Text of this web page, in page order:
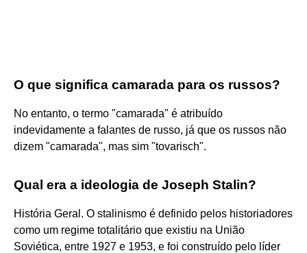
O que significa camarada para os russos?
No entanto, o termo "camarada" é atribuído
indevidamente a falantes de russo, já que os russos não
dizem "camarada", mas sim "tovarisch".
Qual era a ideologia de Joseph Stalin?
História Geral. O stalinismo é definido pelos historiadores
como um regime totalitário que existiu na União
Soviética, entre 1927 e 1953, e foi construído pelo líder